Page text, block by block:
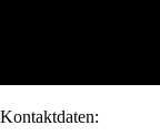
Kontaktdaten: